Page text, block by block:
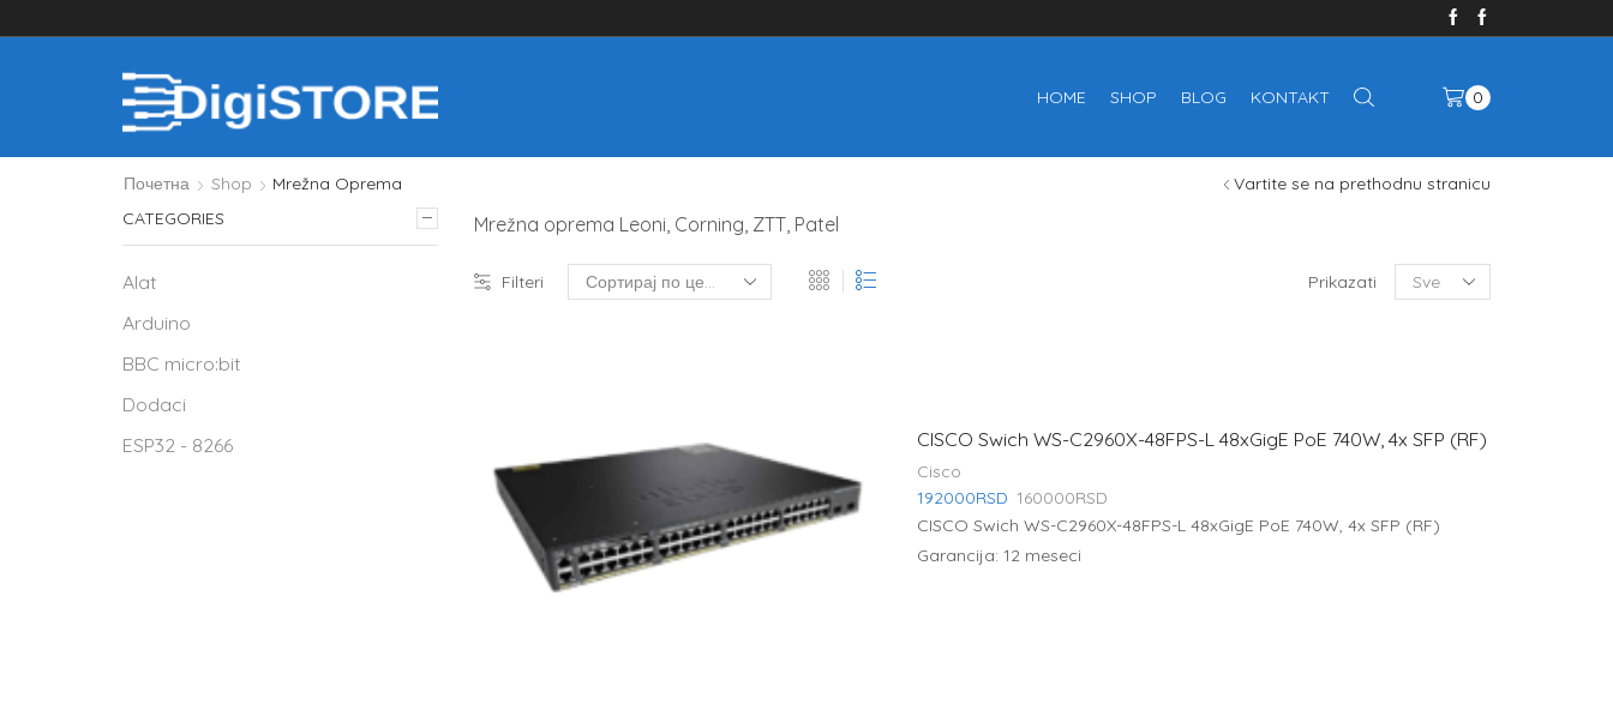
HOME SHOP BLOG KONTAKT 0
Почетна Shop Mrežna Oprema Vartite se na prethodnu stranicu
Mrežna oprema Leoni, Corning, ZTT, Patel
Filteri Prikazati
CISCO Swich WS-C2960X-48FPS-L 48xGigE PoE 740W, 4x SFP (RF)
Cisco
192000RSD 160000RSD
CISCO Swich WS-C2960X-48FPS-L 48xGigE PoE 740W, 4x SFP (RF)
Garancija: 12 meseci
CATEGORIES
Alat
Arduino
BBC micro:bit
Dodaci
ESP32 - 8266